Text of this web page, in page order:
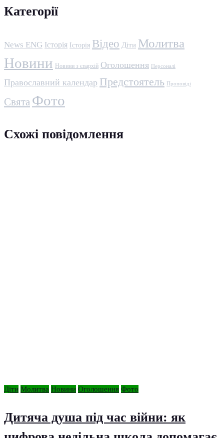
Категорії
News ENG Історія Історія Відео Діти Молитва
Новини Новини з єпархій Оголошення Персоналі
Православний календар Предстоятель Проповіді
Свята Фото
Схожі повідомлення
Діти Молитва Новини Оголошення Фото
Дитяча душа під час війни: як